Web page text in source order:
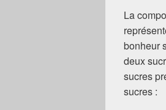
La
bonheur
deux
sucres
sucres :